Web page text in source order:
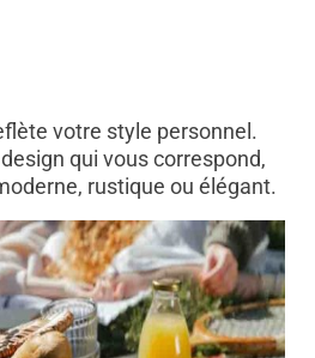
votre style personnel.
qui vous correspond,
rustique ou élégant.